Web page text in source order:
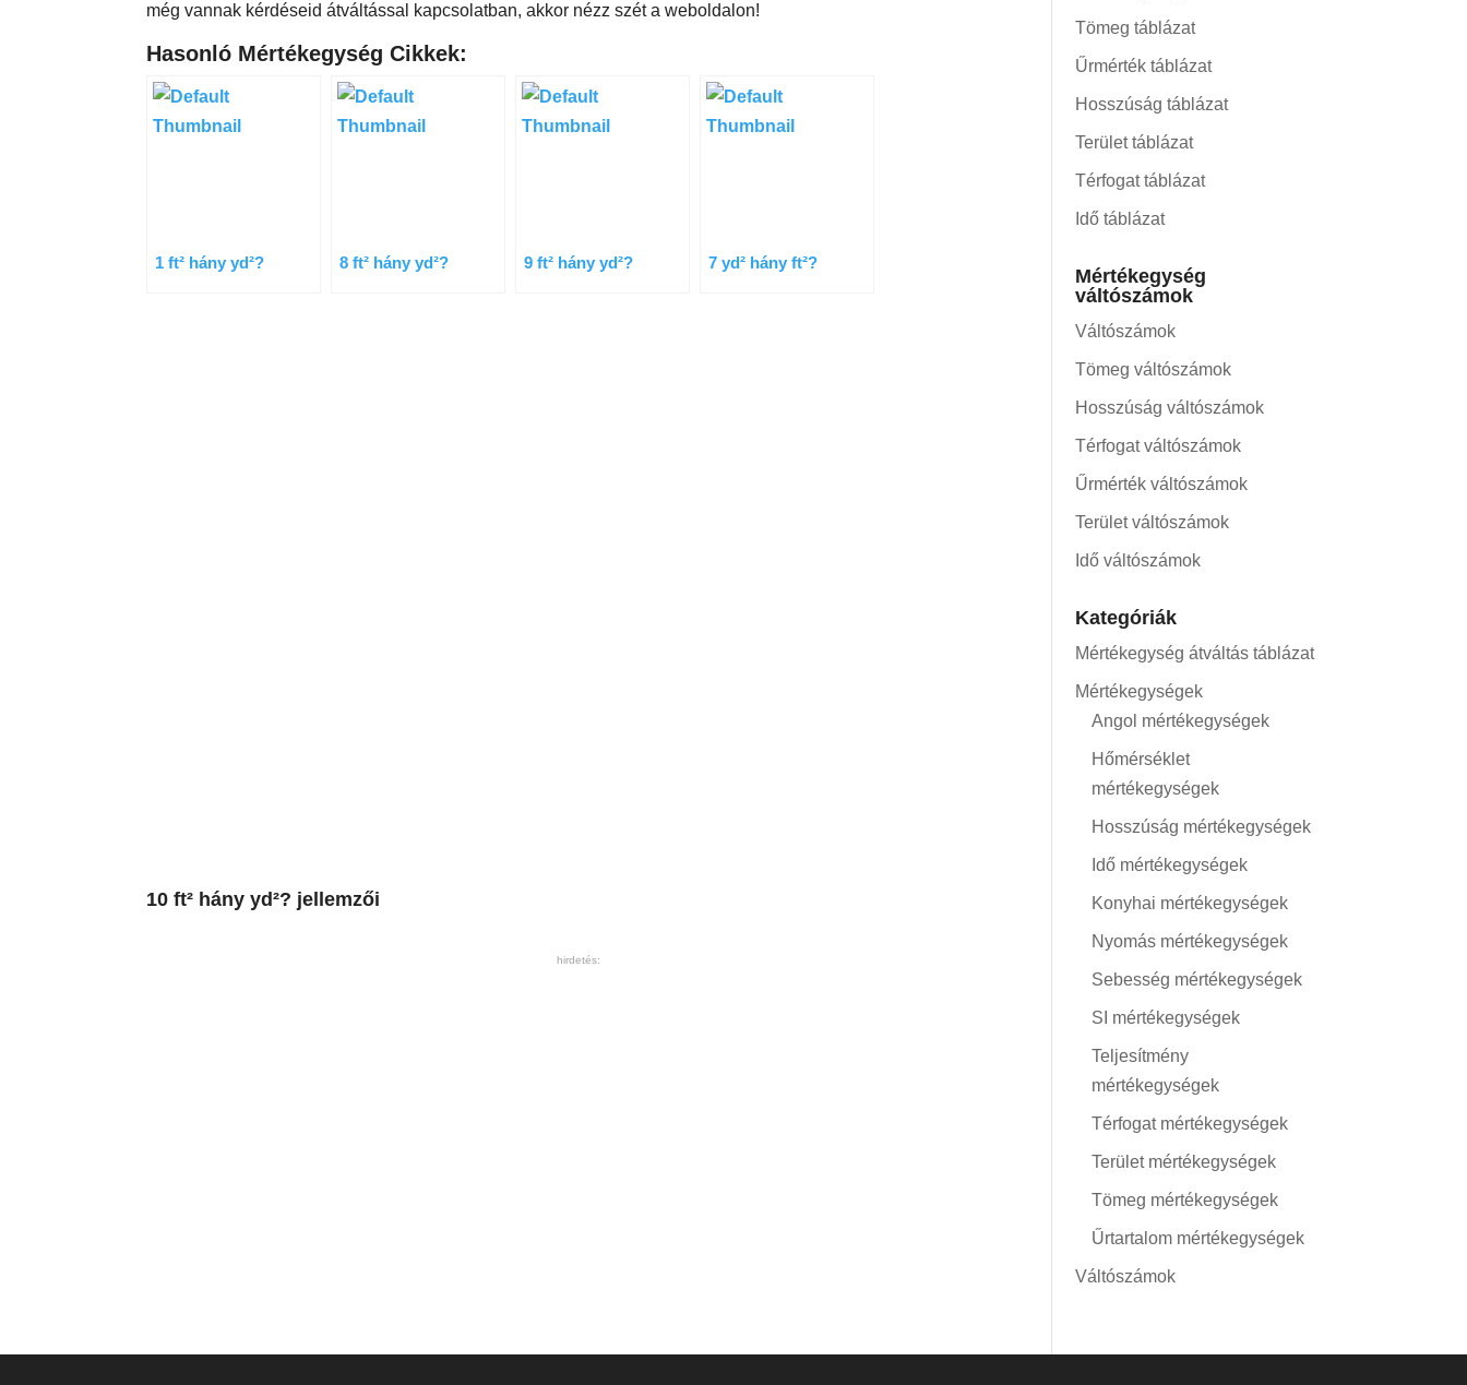
még vannak kérdéseid átváltással kapcsolatban, akkor nézz szét a weboldalon!
Hasonló Mértékegység Cikkek:
1 ft² hány yd²? 8 ft² hány yd²? 9 ft² hány yd²? 7 yd² hány ft²?
10 ft² hány yd²? jellemzői
hirdetés:
Tömeg táblázat
Űrmérték táblázat
Hosszúság táblázat
Terület táblázat
Térfogat táblázat
Idő táblázat
Mértékegység
váltószámok
Váltószámok
Tömeg váltószámok
Hosszúság váltószámok
Térfogat váltószámok
Űrmérték váltószámok
Terület váltószámok
Idő váltószámok
Kategóriák
Mértékegység átváltás táblázat
Mértékegységek
Angol mértékegységek
Hőmérséklet
mértékegységek
Hosszúság mértékegységek
Idő mértékegységek
Konyhai mértékegységek
Nyomás mértékegységek
Sebesség mértékegységek
SI mértékegységek
Teljesítmény
mértékegységek
Térfogat mértékegységek
Terület mértékegységek
Tömeg mértékegységek
Űrtartalom mértékegységek
Váltószámok